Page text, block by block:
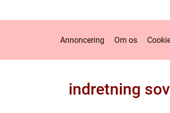
Annoncering Om os
indretning